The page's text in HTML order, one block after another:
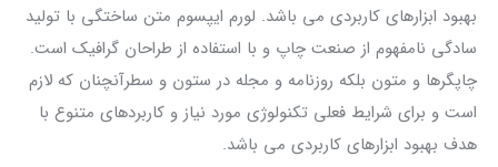
بهبود ابزارهای کاربردی می باشد. لورم ایپسوم متن ساختگی با تولید
سادگی نامفهوم از صنعت چاپ و با استفاده از طراحان گرافیک است.
چاپگرها و متون بلکه روزنامه و مجله در ستون و سطرآنچنان که لازم
است و برای شرایط فعلی تکنولوژی مورد نیاز و کاربردهای متنوع با
هدف بهبود ابزارهای کاربردی می باشد.